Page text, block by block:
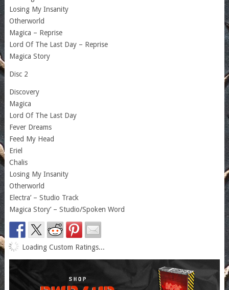
Losing My Insanity
Otherworld
Magica – Reprise
Lord Of The Last Day – Reprise
Magica Story
Disc 2
Discovery
Magica
Lord Of The Last Day
Fever Dreams
Feed My Head
Eriel
Chalis
Losing My Insanity
Otherworld
Electra’ – Studio Track
Magica Story’ – Studio/Spoken Word
Loading Custom Ratings...